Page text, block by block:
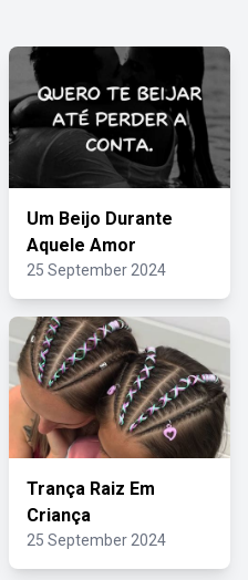
Um Beijo Durante
Aquele Amor
25 September 2024
Trança Raiz Em
Criança
25 September 2024